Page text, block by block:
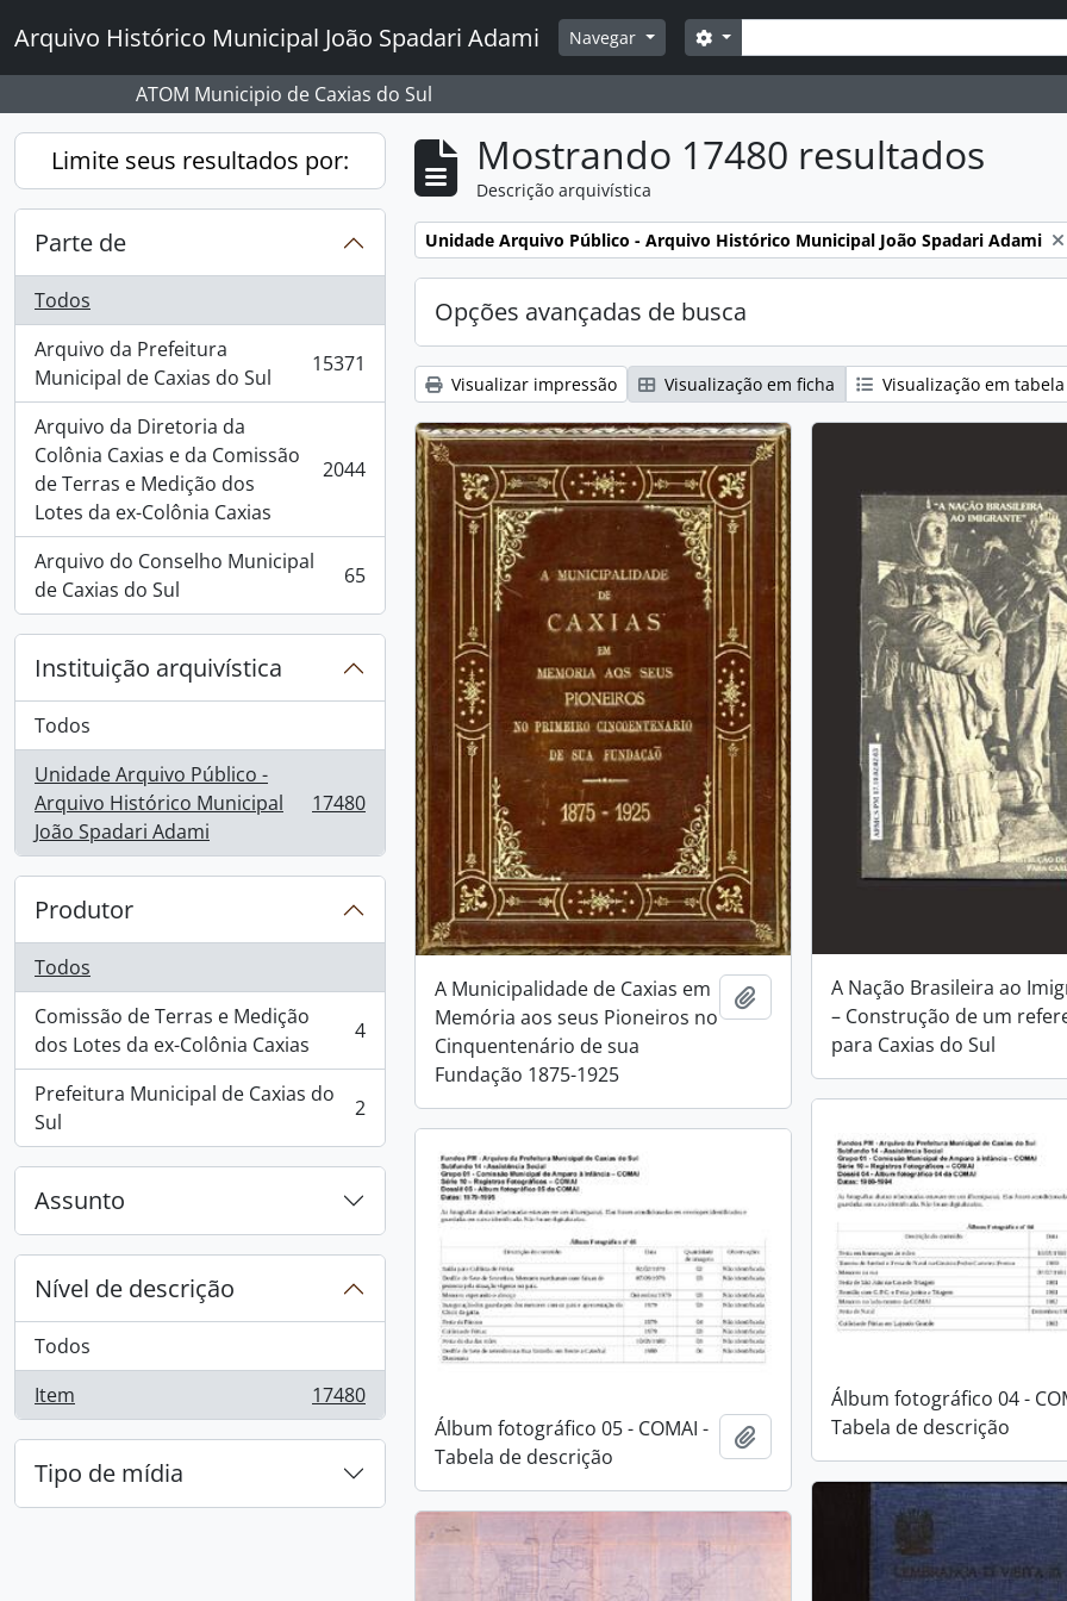
Arquivo Histórico Municipal João Spadari Adami Navegar Buscar
Opções de busca
ATOM Municipio de Caxias do Sul
Limite seus resultados por:
Parte de
Todos
Arquivo da Prefeitura
Municipal de Caxias do Sul
, 15371 resultados 15371
Arquivo da Diretoria da
Colônia Caxias e da Comissão
de Terras e Medição dos
Lotes da ex-Colônia Caxias
, 2044 resultados 2044
Arquivo do Conselho Municipal
de Caxias do Sul
, 65 resultados 65
Instituição arquivística
Todos
Unidade Arquivo Público -
Arquivo Histórico Municipal
João Spadari Adami
, 17480 resultados 17480
Produtor
Todos
Comissão de Terras e Medição
dos Lotes da ex-Colônia Caxias
, 4 resultados 4
Prefeitura Municipal de Caxias do
Sul
, 2 resultados 2
Assunto
Nível de descrição
Todos
Item
, 17480 resultados 17480
Tipo de mídia
Mostrando 17480 resultados
Descrição arquivística
Remover filtro:
Unidade Arquivo Público - Arquivo Histórico Municipal João Spadari Adami
Opções avançadas de busca
Visualizar impressão Visualização em ficha Visualização em tabela
A Municipalidade de Caxias em
Memória aos seus Pioneiros no
Cinquentenário de sua
Fundação 1875-1925
Adicionar a área de transferência
A Nação Brasileira ao
– Construção de um
para Caxias do Sul
Álbum fotográfico 04 -
Tabela de descrição
Álbum fotográfico 05 - COMAI -
Tabela de descrição
Adicionar a área de transferência